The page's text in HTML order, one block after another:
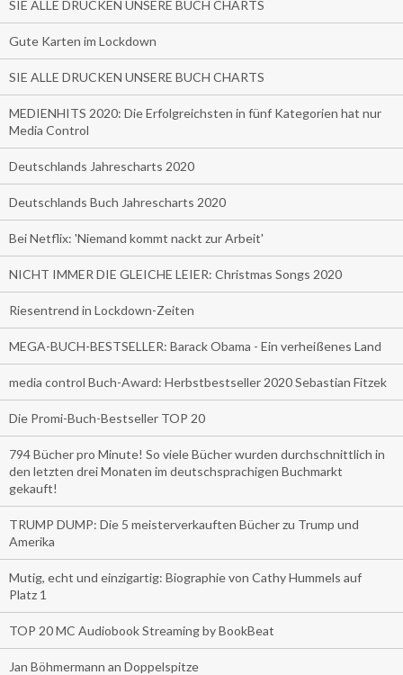
SIE ALLE DRUCKEN UNSERE BUCH CHARTS
Gute Karten im Lockdown
SIE ALLE DRUCKEN UNSERE BUCH CHARTS
MEDIENHITS 2020: Die Erfolgreichsten in fünf Kategorien hat nur
Media Control
Deutschlands Jahrescharts 2020
Deutschlands Buch Jahrescharts 2020
Bei Netflix: 'Niemand kommt nackt zur Arbeit'
NICHT IMMER DIE GLEICHE LEIER: Christmas Songs 2020
Riesentrend in Lockdown-Zeiten
MEGA-BUCH-BESTSELLER: Barack Obama - Ein verheißenes Land
media control Buch-Award: Herbstbestseller 2020 Sebastian Fitzek
Die Promi-Buch-Bestseller TOP 20
794 Bücher pro Minute! So viele Bücher wurden durchschnittlich in
den letzten drei Monaten im deutschsprachigen Buchmarkt
gekauft!
TRUMP DUMP: Die 5 meisterverkauften Bücher zu Trump und
Amerika
Mutig, echt und einzigartig: Biographie von Cathy Hummels auf
Platz 1
TOP 20 MC Audiobook Streaming by BookBeat
Jan Böhmermann an Doppelspitze